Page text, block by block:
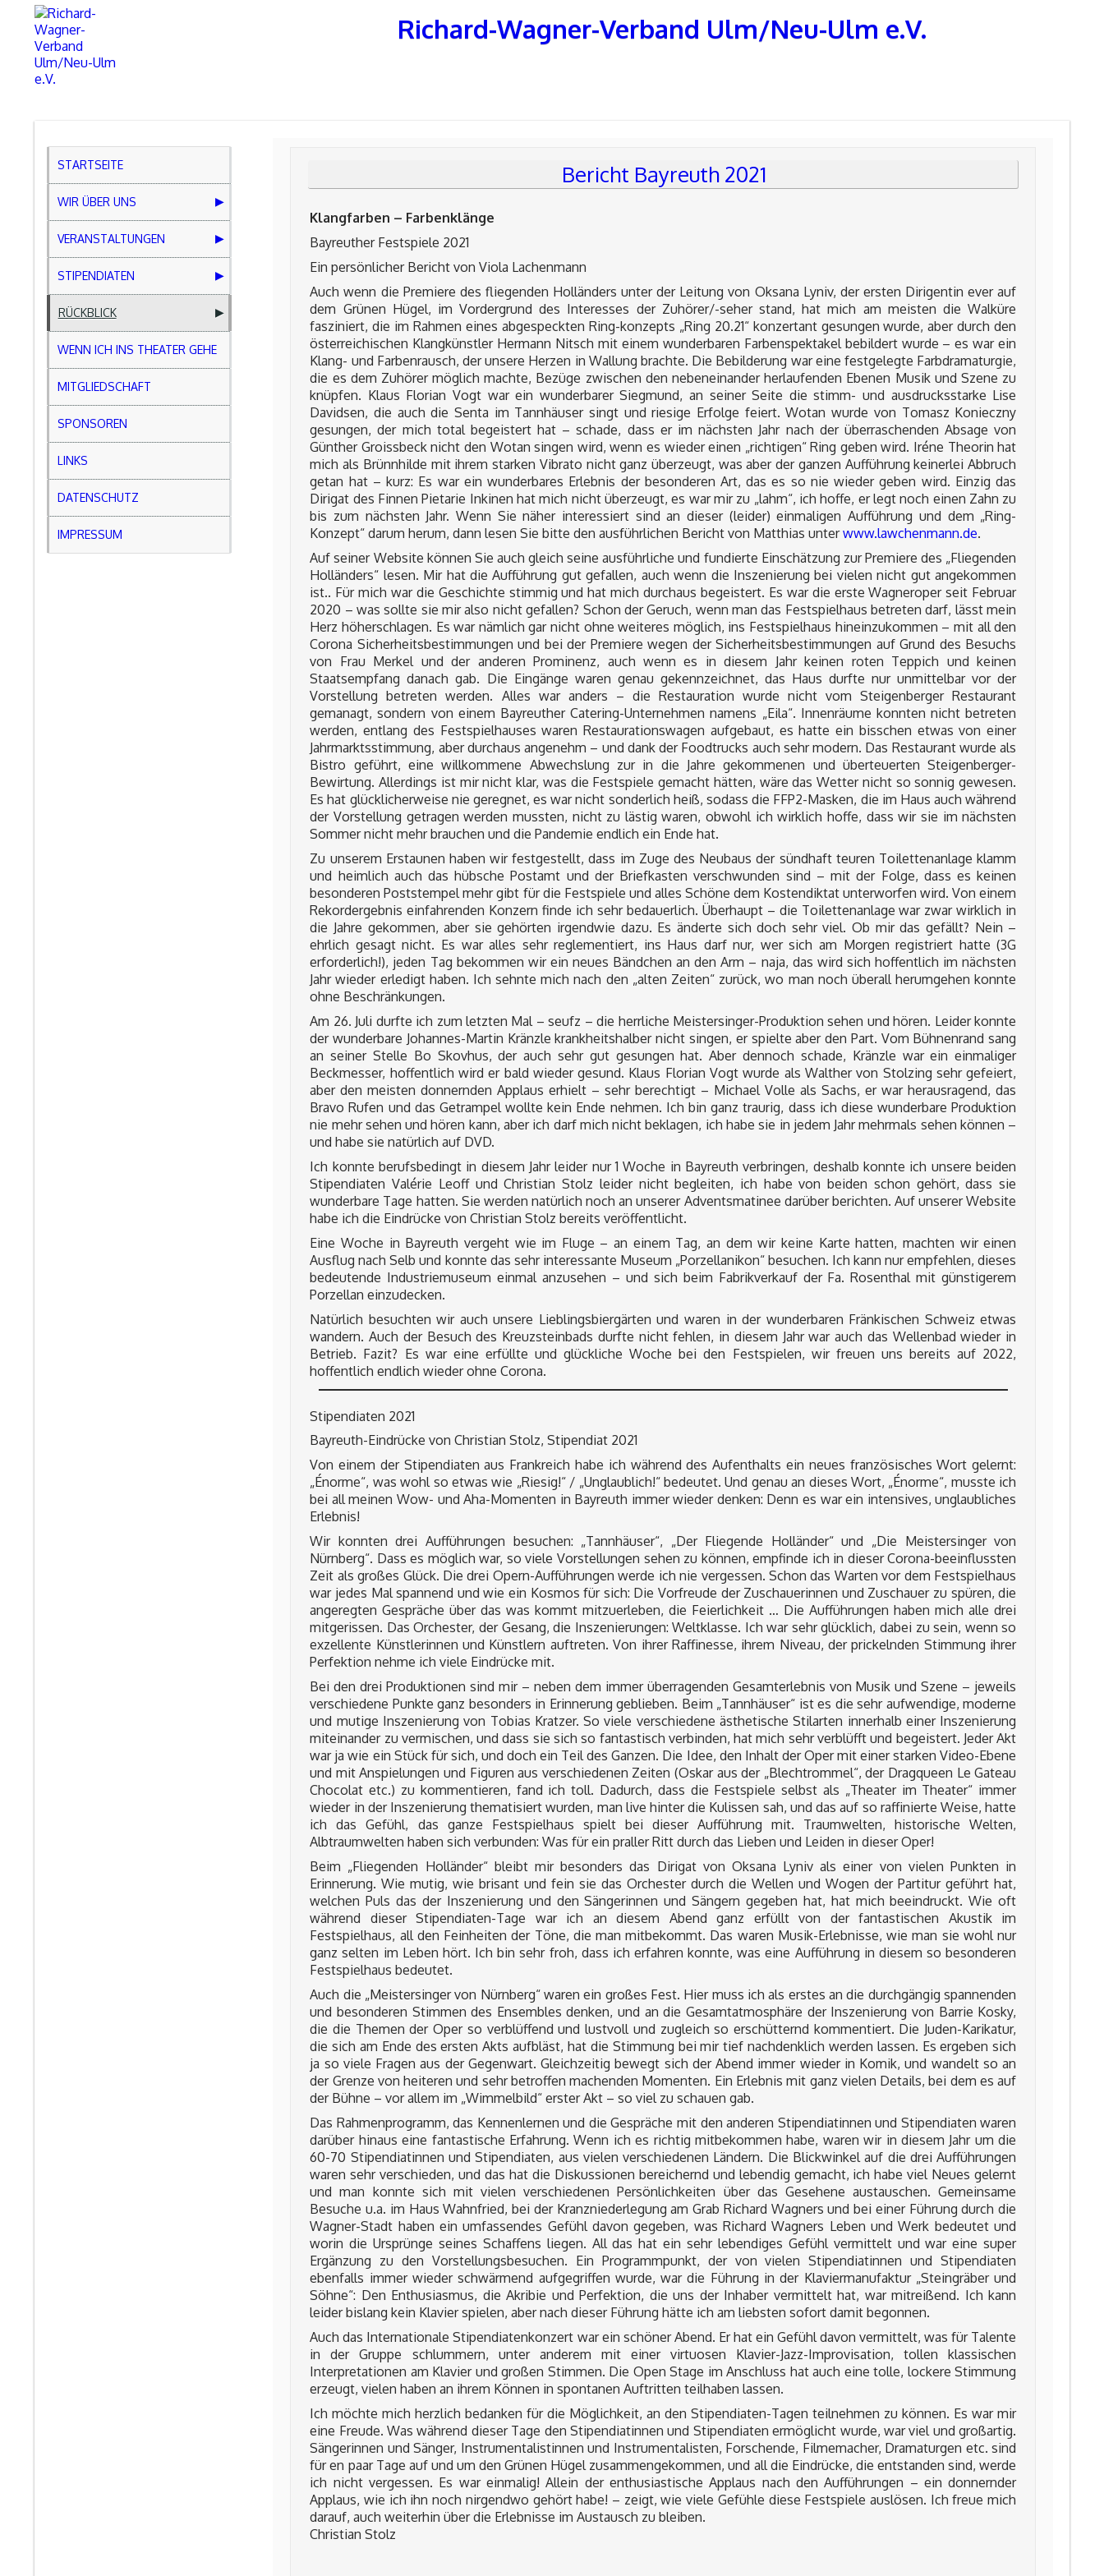
Skip
to
content
Richard-Wagner-Verband Ulm/Neu-Ulm e.V.
STARTSEITE
WIR ÜBER UNS
VERANSTALTUNGEN
STIPENDIATEN
RÜCKBLICK
WENN ICH INS THEATER GEHE
MITGLIEDSCHAFT
SPONSOREN
LINKS
DATENSCHUTZ
IMPRESSUM
Bericht Bayreuth 2021
Klangfarben – Farbenklänge
Bayreuther Festspiele 2021
Ein persönlicher Bericht von Viola Lachenmann
Auch wenn die Premiere des fliegenden Holländers unter der Leitung von Oksana Lyniv, der ersten Dirigentin ever auf
dem Grünen Hügel, im Vordergrund des Interesses der Zuhörer/-seher stand, hat mich am meisten die Walküre
fasziniert, die im Rahmen eines abgespeckten Ring-konzepts „Ring 20.21“ konzertant gesungen wurde, aber durch den
österreichischen Klangkünstler Hermann Nitsch mit einem wunderbaren Farbenspektakel bebildert wurde – es war ein
Klang- und Farbenrausch, der unsere Herzen in Wallung brachte. Die Bebilderung war eine festgelegte Farbdramaturgie,
die es dem Zuhörer möglich machte, Bezüge zwischen den nebeneinander herlaufenden Ebenen Musik und Szene zu
knüpfen. Klaus Florian Vogt war ein wunderbarer Siegmund, an seiner Seite die stimm- und ausdrucksstarke Lise
Davidsen, die auch die Senta im Tannhäuser singt und riesige Erfolge feiert. Wotan wurde von Tomasz Konieczny
gesungen, der mich total begeistert hat – schade, dass er im nächsten Jahr nach der überraschenden Absage von
Günther Groissbeck nicht den Wotan singen wird, wenn es wieder einen „richtigen“ Ring geben wird. Iréne Theorin hat
mich als Brünnhilde mit ihrem starken Vibrato nicht ganz überzeugt, was aber der ganzen Aufführung keinerlei Abbruch
getan hat – kurz: Es war ein wunderbares Erlebnis der besonderen Art, das es so nie wieder geben wird. Einzig das
Dirigat des Finnen Pietarie Inkinen hat mich nicht überzeugt, es war mir zu „lahm“, ich hoffe, er legt noch einen Zahn zu
bis zum nächsten Jahr. Wenn Sie näher interessiert sind an dieser (leider) einmaligen Aufführung und dem „Ring-
Konzept“ darum herum, dann lesen Sie bitte den ausführlichen Bericht von Matthias unterwww.lawchenmann.de.
Auf seiner Website können Sie auch gleich seine ausführliche und fundierte Einschätzung zur Premiere des „Fliegenden
Holländers“ lesen. Mir hat die Aufführung gut gefallen, auch wenn die Inszenierung bei vielen nicht gut angekommen
ist.. Für mich war die Geschichte stimmig und hat mich durchaus begeistert. Es war die erste Wagneroper seit Februar
2020 – was sollte sie mir also nicht gefallen? Schon der Geruch, wenn man das Festspielhaus betreten darf, lässt mein
Herz höherschlagen. Es war nämlich gar nicht ohne weiteres möglich, ins Festspielhaus hineinzukommen – mit all den
Corona Sicherheitsbestimmungen und bei der Premiere wegen der Sicherheitsbestimmungen auf Grund des Besuchs
von Frau Merkel und der anderen Prominenz, auch wenn es in diesem Jahr keinen roten Teppich und keinen
Staatsempfang danach gab. Die Eingänge waren genau gekennzeichnet, das Haus durfte nur unmittelbar vor der
Vorstellung betreten werden. Alles war anders – die Restauration wurde nicht vom Steigenberger Restaurant
gemanagt, sondern von einem Bayreuther Catering-Unternehmen namens „Eila“. Innenräume konnten nicht betreten
werden, entlang des Festspielhauses waren Restaurationswagen aufgebaut, es hatte ein bisschen etwas von einer
Jahrmarktsstimmung, aber durchaus angenehm – und dank der Foodtrucks auch sehr modern. Das Restaurant wurde als
Bistro geführt, eine willkommene Abwechslung zur in die Jahre gekommenen und überteuerten Steigenberger-
Bewirtung. Allerdings ist mir nicht klar, was die Festspiele gemacht hätten, wäre das Wetter nicht so sonnig gewesen.
Es hat glücklicherweise nie geregnet, es war nicht sonderlich heiß, sodass die FFP2-Masken, die im Haus auch während
der Vorstellung getragen werden mussten, nicht zu lästig waren, obwohl ich wirklich hoffe, dass wir sie im nächsten
Sommer nicht mehr brauchen und die Pandemie endlich ein Ende hat.
Zu unserem Erstaunen haben wir festgestellt, dass im Zuge des Neubaus der sündhaft teuren Toilettenanlage klamm
und heimlich auch das hübsche Postamt und der Briefkasten verschwunden sind – mit der Folge, dass es keinen
besonderen Poststempel mehr gibt für die Festspiele und alles Schöne dem Kostendiktat unterworfen wird. Von einem
Rekordergebnis einfahrenden Konzern finde ich sehr bedauerlich. Überhaupt – die Toilettenanlage war zwar wirklich in
die Jahre gekommen, aber sie gehörten irgendwie dazu. Es änderte sich doch sehr viel. Ob mir das gefällt? Nein –
ehrlich gesagt nicht. Es war alles sehr reglementiert, ins Haus darf nur, wer sich am Morgen registriert hatte (3G
erforderlich!), jeden Tag bekommen wir ein neues Bändchen an den Arm – naja, das wird sich hoffentlich im nächsten
Jahr wieder erledigt haben. Ich sehnte mich nach den „alten Zeiten“ zurück, wo man noch überall herumgehen konnte
ohne Beschränkungen.
Am 26. Juli durfte ich zum letzten Mal – seufz – die herrliche Meistersinger-Produktion sehen und hören. Leider konnte
der wunderbare Johannes-Martin Kränzle krankheitshalber nicht singen, er spielte aber den Part. Vom Bühnenrand sang
an seiner Stelle Bo Skovhus, der auch sehr gut gesungen hat. Aber dennoch schade, Kränzle war ein einmaliger
Beckmesser, hoffentlich wird er bald wieder gesund. Klaus Florian Vogt wurde als Walther von Stolzing sehr gefeiert,
aber den meisten donnernden Applaus erhielt – sehr berechtigt – Michael Volle als Sachs, er war herausragend, das
Bravo Rufen und das Getrampel wollte kein Ende nehmen. Ich bin ganz traurig, dass ich diese wunderbare Produktion
nie mehr sehen und hören kann, aber ich darf mich nicht beklagen, ich habe sie in jedem Jahr mehrmals sehen können –
und habe sie natürlich auf DVD.
Ich konnte berufsbedingt in diesem Jahr leider nur 1 Woche in Bayreuth verbringen, deshalb konnte ich unsere beiden
Stipendiaten Valérie Leoff und Christian Stolz leider nicht begleiten, ich habe von beiden schon gehört, dass sie
wunderbare Tage hatten. Sie werden natürlich noch an unserer Adventsmatinee darüber berichten. Auf unserer Website
habe ich die Eindrücke von Christian Stolz bereits veröffentlicht.
Eine Woche in Bayreuth vergeht wie im Fluge – an einem Tag, an dem wir keine Karte hatten, machten wir einen
Ausflug nach Selb und konnte das sehr interessante Museum „Porzellanikon“ besuchen. Ich kann nur empfehlen, dieses
bedeutende Industriemuseum einmal anzusehen – und sich beim Fabrikverkauf der Fa. Rosenthal mit günstigerem
Porzellan einzudecken.
Natürlich besuchten wir auch unsere Lieblingsbiergärten und waren in der wunderbaren Fränkischen Schweiz etwas
wandern. Auch der Besuch des Kreuzsteinbads durfte nicht fehlen, in diesem Jahr war auch das Wellenbad wieder in
Betrieb. Fazit? Es war eine erfüllte und glückliche Woche bei den Festspielen, wir freuen uns bereits auf 2022,
hoffentlich endlich wieder ohne Corona.
Stipendiaten 2021
Bayreuth-Eindrücke von Christian Stolz, Stipendiat 2021
Von einem der Stipendiaten aus Frankreich habe ich während des Aufenthalts ein neues französisches Wort gelernt:
„Énorme“, was wohl so etwas wie „Riesig!“ / „Unglaublich!“ bedeutet. Und genau an dieses Wort, „Énorme“, musste ich
bei all meinen Wow- und Aha-Momenten in Bayreuth immer wieder denken: Denn es war ein intensives, unglaubliches
Erlebnis!
Wir konnten drei Aufführungen besuchen: „Tannhäuser“, „Der Fliegende Holländer“ und „Die Meistersinger von
Nürnberg“. Dass es möglich war, so viele Vorstellungen sehen zu können, empfinde ich in dieser Corona-beeinflussten
Zeit als großes Glück. Die drei Opern-Aufführungen werde ich nie vergessen. Schon das Warten vor dem Festspielhaus
war jedes Mal spannend und wie ein Kosmos für sich: Die Vorfreude der Zuschauerinnen und Zuschauer zu spüren, die
angeregten Gespräche über das was kommt mitzuerleben, die Feierlichkeit … Die Aufführungen haben mich alle drei
mitgerissen. Das Orchester, der Gesang, die Inszenierungen: Weltklasse. Ich war sehr glücklich, dabei zu sein, wenn so
exzellente Künstlerinnen und Künstlern auftreten. Von ihrer Raffinesse, ihrem Niveau, der prickelnden Stimmung ihrer
Perfektion nehme ich viele Eindrücke mit.
Bei den drei Produktionen sind mir – neben dem immer überragenden Gesamterlebnis von Musik und Szene – jeweils
verschiedene Punkte ganz besonders in Erinnerung geblieben. Beim „Tannhäuser“ ist es die sehr aufwendige, moderne
und mutige Inszenierung von Tobias Kratzer. So viele verschiedene ästhetische Stilarten innerhalb einer Inszenierung
miteinander zu vermischen, und dass sie sich so fantastisch verbinden, hat mich sehr verblüfft und begeistert. Jeder Akt
war ja wie ein Stück für sich, und doch ein Teil des Ganzen. Die Idee, den Inhalt der Oper mit einer starken Video-Ebene
und mit Anspielungen und Figuren aus verschiedenen Zeiten (Oskar aus der „Blechtrommel“, der Dragqueen Le Gateau
Chocolat etc.) zu kommentieren, fand ich toll. Dadurch, dass die Festspiele selbst als „Theater im Theater“ immer
wieder in der Inszenierung thematisiert wurden, man live hinter die Kulissen sah, und das auf so raffinierte Weise, hatte
ich das Gefühl, das ganze Festspielhaus spielt bei dieser Aufführung mit. Traumwelten, historische Welten,
Albtraumwelten haben sich verbunden: Was für ein praller Ritt durch das Lieben und Leiden in dieser Oper!
Beim „Fliegenden Holländer“ bleibt mir besonders das Dirigat von Oksana Lyniv als einer von vielen Punkten in
Erinnerung. Wie mutig, wie brisant und fein sie das Orchester durch die Wellen und Wogen der Partitur geführt hat,
welchen Puls das der Inszenierung und den Sängerinnen und Sängern gegeben hat, hat mich beeindruckt. Wie oft
während dieser Stipendiaten-Tage war ich an diesem Abend ganz erfüllt von der fantastischen Akustik im
Festspielhaus, all den Feinheiten der Töne, die man mitbekommt. Das waren Musik-Erlebnisse, wie man sie wohl nur
ganz selten im Leben hört. Ich bin sehr froh, dass ich erfahren konnte, was eine Aufführung in diesem so besonderen
Festspielhaus bedeutet.
Auch die „Meistersinger von Nürnberg“ waren ein großes Fest. Hier muss ich als erstes an die durchgängig spannenden
und besonderen Stimmen des Ensembles denken, und an die Gesamtatmosphäre der Inszenierung von Barrie Kosky,
die die Themen der Oper so verblüffend und lustvoll und zugleich so erschütternd kommentiert. Die Juden-Karikatur,
die sich am Ende des ersten Akts aufbläst, hat die Stimmung bei mir tief nachdenklich werden lassen. Es ergeben sich
ja so viele Fragen aus der Gegenwart. Gleichzeitig bewegt sich der Abend immer wieder in Komik, und wandelt so an
der Grenze von heiteren und sehr betroffen machenden Momenten. Ein Erlebnis mit ganz vielen Details, bei dem es auf
der Bühne – vor allem im „Wimmelbild“ erster Akt – so viel zu schauen gab.
Das Rahmenprogramm, das Kennenlernen und die Gespräche mit den anderen Stipendiatinnen und Stipendiaten waren
darüber hinaus eine fantastische Erfahrung. Wenn ich es richtig mitbekommen habe, waren wir in diesem Jahr um die
60-70 Stipendiatinnen und Stipendiaten, aus vielen verschiedenen Ländern. Die Blickwinkel auf die drei Aufführungen
waren sehr verschieden, und das hat die Diskussionen bereichernd und lebendig gemacht, ich habe viel Neues gelernt
und man konnte sich mit vielen verschiedenen Persönlichkeiten über das Gesehene austauschen. Gemeinsame
Besuche u.a. im Haus Wahnfried, bei der Kranzniederlegung am Grab Richard Wagners und bei einer Führung durch die
Wagner-Stadt haben ein umfassendes Gefühl davon gegeben, was Richard Wagners Leben und Werk bedeutet und
worin die Ursprünge seines Schaffens liegen. All das hat ein sehr lebendiges Gefühl vermittelt und war eine super
Ergänzung zu den Vorstellungsbesuchen. Ein Programmpunkt, der von vielen Stipendiatinnen und Stipendiaten
ebenfalls immer wieder schwärmend aufgegriffen wurde, war die Führung in der Klaviermanufaktur „Steingräber und
Söhne“: Den Enthusiasmus, die Akribie und Perfektion, die uns der Inhaber vermittelt hat, war mitreißend. Ich kann
leider bislang kein Klavier spielen, aber nach dieser Führung hätte ich am liebsten sofort damit begonnen.
Auch das Internationale Stipendiatenkonzert war ein schöner Abend. Er hat ein Gefühl davon vermittelt, was für Talente
in der Gruppe schlummern, unter anderem mit einer virtuosen Klavier-Jazz-Improvisation, tollen klassischen
Interpretationen am Klavier und großen Stimmen. Die Open Stage im Anschluss hat auch eine tolle, lockere Stimmung
erzeugt, vielen haben an ihrem Können in spontanen Auftritten teilhaben lassen.
Ich möchte mich herzlich bedanken für die Möglichkeit, an den Stipendiaten-Tagen teilnehmen zu können. Es war mir
eine Freude. Was während dieser Tage den Stipendiatinnen und Stipendiaten ermöglicht wurde, war viel und großartig.
Sängerinnen und Sänger, Instrumentalistinnen und Instrumentalisten, Forschende, Filmemacher, Dramaturgen etc. sind
für en paar Tage auf und um den Grünen Hügel zusammengekommen, und all die Eindrücke, die entstanden sind, werde
ich nicht vergessen. Es war einmalig! Allein der enthusiastische Applaus nach den Aufführungen – ein donnernder
Applaus, wie ich ihn noch nirgendwo gehört habe! – zeigt, wie viele Gefühle diese Festspiele auslösen. Ich freue mich
darauf, auch weiterhin über die Erlebnisse im Austausch zu bleiben.
Christian Stolz